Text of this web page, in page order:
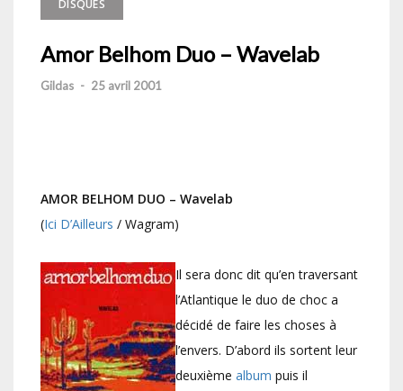
DISQUES
Amor Belhom Duo – Wavelab
Gildas - 25 avril 2001
AMOR BELHOM DUO – Wavelab
(Ici D’Ailleurs / Wagram)
Il sera donc dit qu’en traversant
l’Atlantique le duo de choc a
décidé de faire les choses à
l’envers. D’abord ils sortent leur
deuxième album puis il